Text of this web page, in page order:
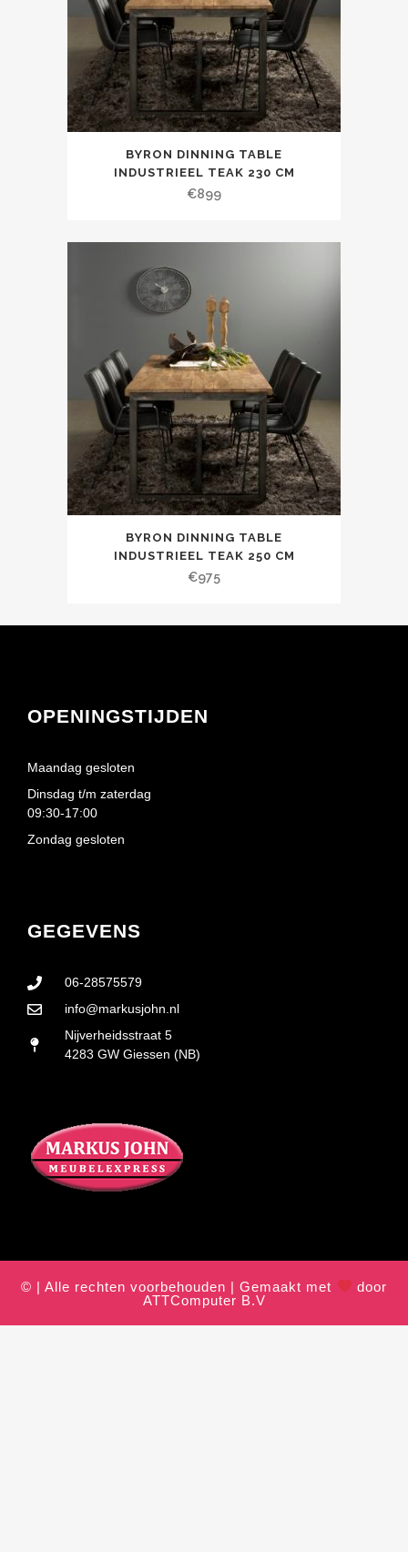
BYRON DINNING TABLE
INDUSTRIEEL TEAK 230 CM
€899
BYRON DINNING TABLE
INDUSTRIEEL TEAK 250 CM
€975
GEGEVENS
06-28575579
info@markusjohn.nl
Nijverheidsstraat 5
4283 GW Giessen (NB)
OPENINGSTIJDEN
Maandag gesloten
Dinsdag t/m zaterdag
09:30-17:00
Zondag gesloten
© | Alle rechten voorbehouden | Gemaakt met
door
ATTComputer B.V